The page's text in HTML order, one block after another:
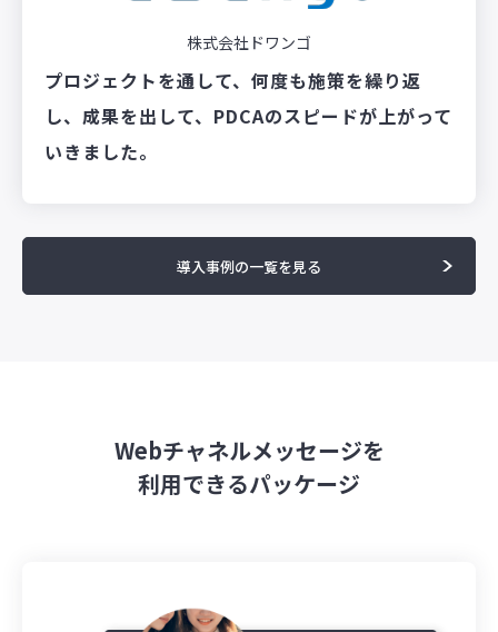
株式会社ドワンゴ
プロジェクトを通して、何度も施策を繰り返
し、成果を出して、PDCAのスピードが上がって
いきました。
導入事例の一覧を見る
Webチャネルメッセージを
利用できるパッケージ